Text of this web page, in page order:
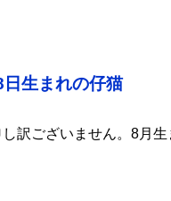
生まれの仔猫
訳ございません。8月